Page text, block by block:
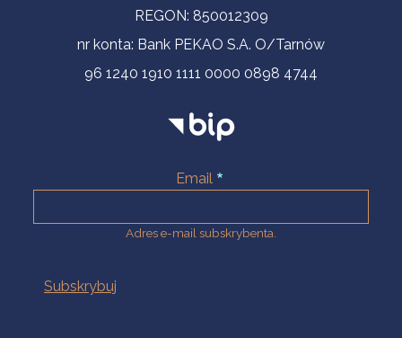
REGON: 850012309
nr konta: Bank PEKAO S.A. O/Tarnów
96 1240 1910 1111 0000 0898 4744
Email
Adres e-mail subskrybenta.